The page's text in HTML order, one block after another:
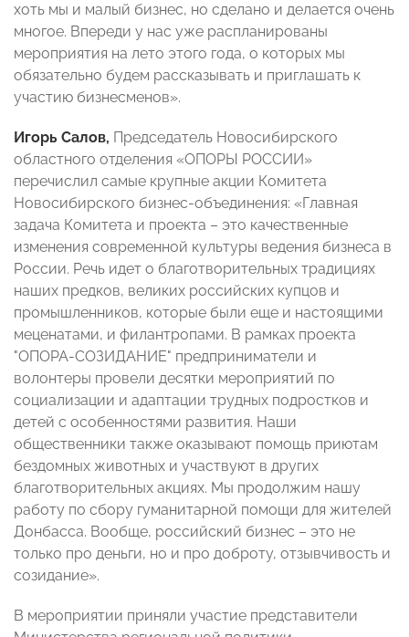
хоть мы и малый бизнес, но сделано и делается очень
многое. Впереди у нас уже распланированы
мероприятия на лето этого года, о которых мы
обязательно будем рассказывать и приглашать к
участию бизнесменов».
Игорь Салов, Председатель Новосибирского
областного отделения «ОПОРЫ РОССИИ»
перечислил самые крупные акции Комитета
Новосибирского бизнес-объединения: «Главная
задача Комитета и проекта – это качественные
изменения современной культуры ведения бизнеса в
России. Речь идет о благотворительных традициях
наших предков, великих российских купцов и
промышленников, которые были еще и настоящими
меценатами, и филантропами. В рамках проекта
"ОПОРА-СОЗИДАНИЕ" предприниматели и
волонтеры провели десятки мероприятий по
социализации и адаптации трудных подростков и
детей с особенностями развития. Наши
общественники также оказывают помощь приютам
бездомных животных и участвуют в других
благотворительных акциях. Мы продолжим нашу
работу по сбору гуманитарной помощи для жителей
Донбасса. Вообще, российский бизнес – это не
только про деньги, но и про доброту, отзывчивость и
созидание».
В мероприятии приняли участие представители